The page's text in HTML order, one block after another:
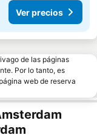
Ver precios
de las páginas
Por lo tanto, es
web de reserva